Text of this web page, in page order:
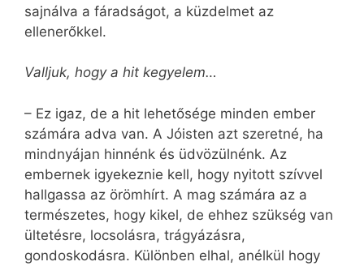
sajnálva a fáradságot, a küzdelmet az
ellenerőkkel.
Valljuk, hogy a hit kegyelem…
– Ez igaz, de a hit lehetősége minden ember
számára adva van. A Jóisten azt szeretné, ha
mindnyájan hinnénk és üdvözülnénk. Az
embernek igyekeznie kell, hogy nyitott szívvel
hallgassa az örömhírt. A mag számára az a
természetes, hogy kikel, de ehhez szükség van
ültetésre, locsolásra, trágyázásra,
gondoskodásra. Különben elhal, anélkül hogy